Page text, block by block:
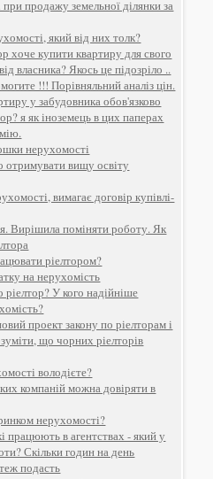
продажу земельної ділянки за
який від них толк?
хоче купити квартиру для свого
власника? Якось це підозріло ..
!!! Порівняльний аналіз цін.
у забудовника обов'язково
я як іноземець в цих паперах
нерухомості
отримувати вищу освіту
вимагає договір купівлі-
Вирішила поміняти роботу. Як
ріелтором?
на нерухомість
ріелтор? У кого надійніше
проект закону по ріелторам і
що чорних ріелторів
володієте?
компаній можна довіряти в
нерухомості?
працюють в агентствах - який у
Скільки годин на день
подасть